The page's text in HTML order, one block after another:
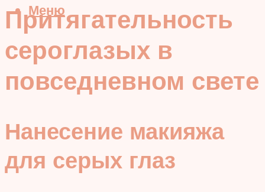
Меню
Притягательность
сероглазых в
повседневном свете
Нанесение макияжа
для серых глаз